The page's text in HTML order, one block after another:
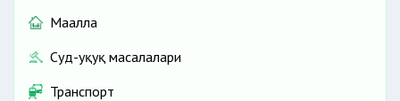
Маҳалла
Суд-ҳуқуқ масалалари
Транспорт